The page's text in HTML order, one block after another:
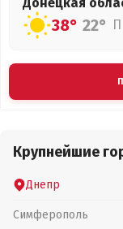
38° 22°
Крупнейшие
Днепр
Симферополь